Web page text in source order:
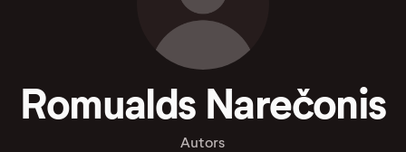
Romualds Narečonis
Autors